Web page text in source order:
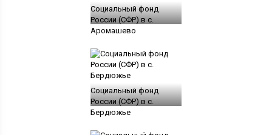
Социальный фонд
России (СФР) в с.
Аромашево
Социальный фонд
России (СФР) в с.
Бердюжье